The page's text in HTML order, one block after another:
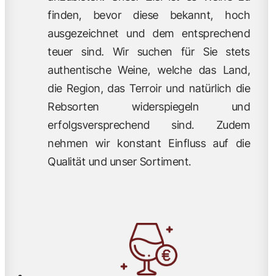
finden, bevor diese bekannt, hoch
ausgezeichnet und dem entsprechend
teuer sind. Wir suchen für Sie stets
authentische Weine, welche das Land,
die Region, das Terroir und natürlich die
Rebsorten widerspiegeln und
erfolgsversprechend sind. Zudem
nehmen wir konstant Einfluss auf die
Qualität und unser Sortiment.